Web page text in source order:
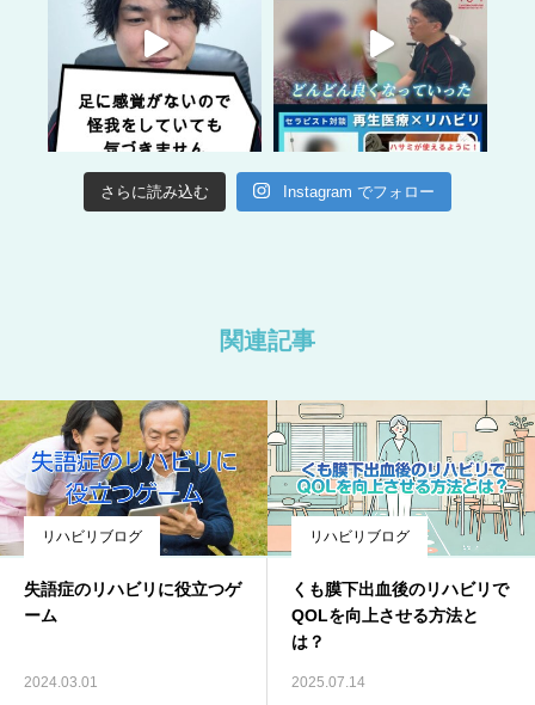
さらに読み込む Instagram でフォロー
関連記事
リハビリブログ
失語症のリハビリに役立つゲ
ーム
2024.03.01
リハビリブログ
くも膜下出血後のリハビリで
QOLを向上させる方法と
は？
2025.07.14